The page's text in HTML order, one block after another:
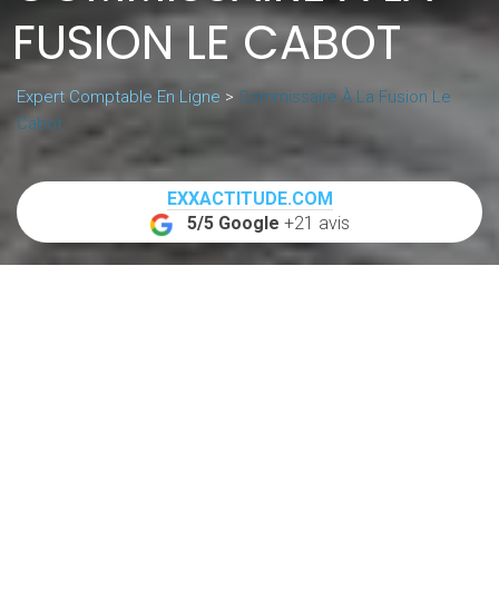
FUSION LE CABOT
Expert Comptable En Ligne > Commissaire À La Fusion Le
Cabot
EXXACTITUDE.COM
5/5 Google +21 avis